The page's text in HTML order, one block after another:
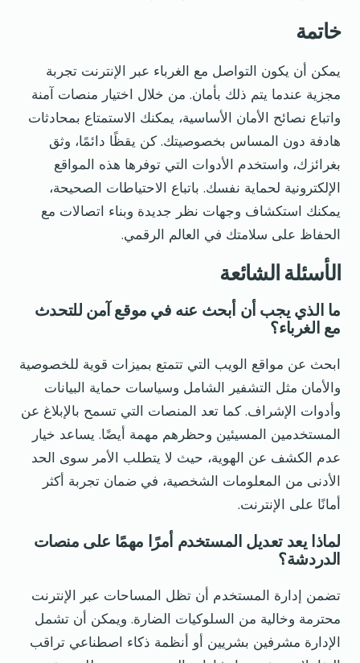
خاتمة
يمكن أن يكون التواصل مع الغرباء عبر الإنترنت تجربة
مجزية عندما يتم ذلك بأمان. من خلال اختيار منصات آمنة
واتباع نصائح الأمان الأساسية، يمكنك الاستمتاع بمحادثات
هادفة دون المساس بخصوصيتك. كن يقظًا دائمًا، وثق
بغرائزك، واستخدم الأدوات التي توفرها هذه المواقع
الإلكترونية لحماية نفسك. باتباع الاحتياطات الصحيحة،
يمكنك استكشاف وجهات نظر جديدة وبناء اتصالات مع
الحفاظ على سلامتك في العالم الرقمي.
الأسئلة الشائعة
ما الذي يجب أن أبحث عنه في موقع آمن للتحدث
مع الغرباء؟
ابحث عن مواقع الويب التي تتمتع بميزات قوية للخصوصية
والأمان مثل التشفير الشامل وسياسات حماية البيانات
وأدوات الإشراف. كما تعد المنصات التي تسمح بالإبلاغ عن
المستخدمين المسيئين وحظرهم مهمة أيضًا. يساعد خيار
عدم الكشف عن الهوية، حيث لا يتطلب الأمر سوى الحد
الأدنى من المعلومات الشخصية، في ضمان تجربة أكثر
أمانًا على الإنترنت.
لماذا يعد تعديل المستخدم أمرًا مهمًا على منصات
الدردشة؟
تضمن إدارة المستخدم أن تظل المساحات عبر الإنترنت
محترمة وخالية من السلوكيات الضارة. ويمكن أن تشمل
الإدارة مشرفين بشريين أو أنظمة ذكاء اصطناعي تراقب